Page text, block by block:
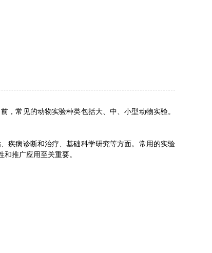
常见的动物实验种类包括大、中、小型动物实验。
疾病诊断和治疗、基础科学研究等方面。常用的实验
推广应用至关重要。